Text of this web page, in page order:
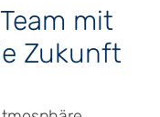
mit
Zukunft